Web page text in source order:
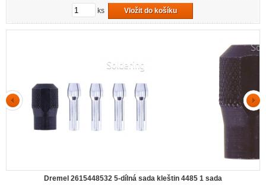
ks Vložit do košíku
Dremel 2615448532 5-dílná sada kleštin 4485 1 sada